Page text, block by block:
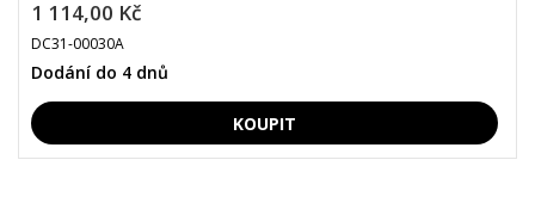
1 114,00 Kč
DC31-00030A
Dodání do 4 dnů